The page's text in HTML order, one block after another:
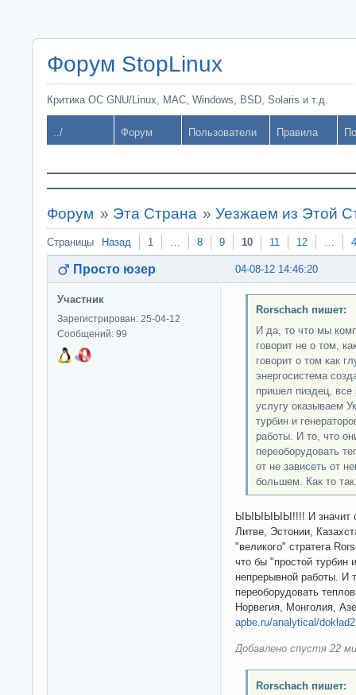
Форум StopLinux
Критика ОС GNU/Linux, MAC, Windows, BSD, Solaris и т.д.
../ Форум Пользователи Правила
Форум » Эта Страна »Уезжаем из Этой
Страницы Назад 1 … 8 9 10 11 12 …
04-08-12 14:46:20
Просто юзер
Участник
Зарегистрирован: 25-04-12
Сообщений: 99
Rorschach пишет:
И да, то что мы
говорит не о том,
говорит о том как
энергосистема
пришел пиздец,
услугу оказываем
турбин и
работы. И то, что
переоборудовать
от не зависеть от
большем. Как то
ЫЫЫЫЫЫ!!!! И значит
Литве, Эстонии,
"великого" стратега
что бы "простой турбин
непрерывной работы. И
переоборудовать
Норвегия, Монголия,
apbe.ru/analytical/
Добавлено спустя 22
Rorschach пишет: